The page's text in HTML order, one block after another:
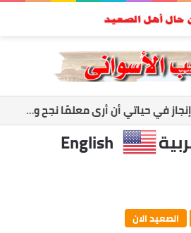
أسوان تواجه العاصفة.. رفع الجاهزية وتعليق الملاحة لحماية المواطنين
English
الصعيد الان